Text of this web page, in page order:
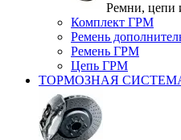
Ремни, цепи
Комплект ГРМ
Ремень
Ремень ГРМ
Цепь ГРМ
ТОРМОЗНАЯ